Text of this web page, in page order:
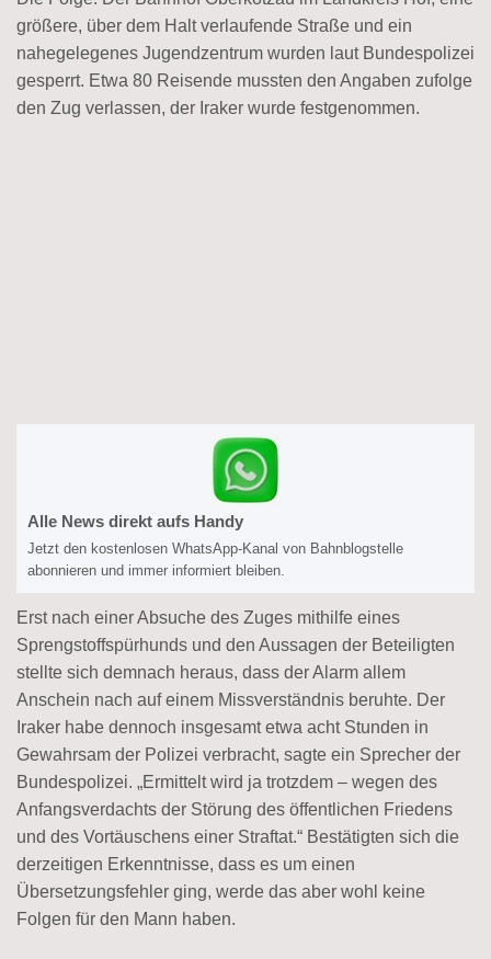
größere, über dem Halt verlaufende Straße und ein
nahegelegenes Jugendzentrum wurden laut Bundespolizei
gesperrt. Etwa 80 Reisende mussten den Angaben zufolge
den Zug verlassen, der Iraker wurde festgenommen.
Alle News direkt aufs Handy
Jetzt den kostenlosen WhatsApp-Kanal von Bahnblogstelle
abonnieren und immer informiert bleiben.
Erst nach einer Absuche des Zuges mithilfe eines
Sprengstoffspürhunds und den Aussagen der Beteiligten
stellte sich demnach heraus, dass der Alarm allem
Anschein nach auf einem Missverständnis beruhte. Der
Iraker habe dennoch insgesamt etwa acht Stunden in
Gewahrsam der Polizei verbracht, sagte ein Sprecher der
Bundespolizei. „Ermittelt wird ja trotzdem – wegen des
Anfangsverdachts der Störung des öffentlichen Friedens
und des Vortäuschens einer Straftat.“ Bestätigten sich die
derzeitigen Erkenntnisse, dass es um einen
Übersetzungsfehler ging, werde das aber wohl keine
Folgen für den Mann haben.